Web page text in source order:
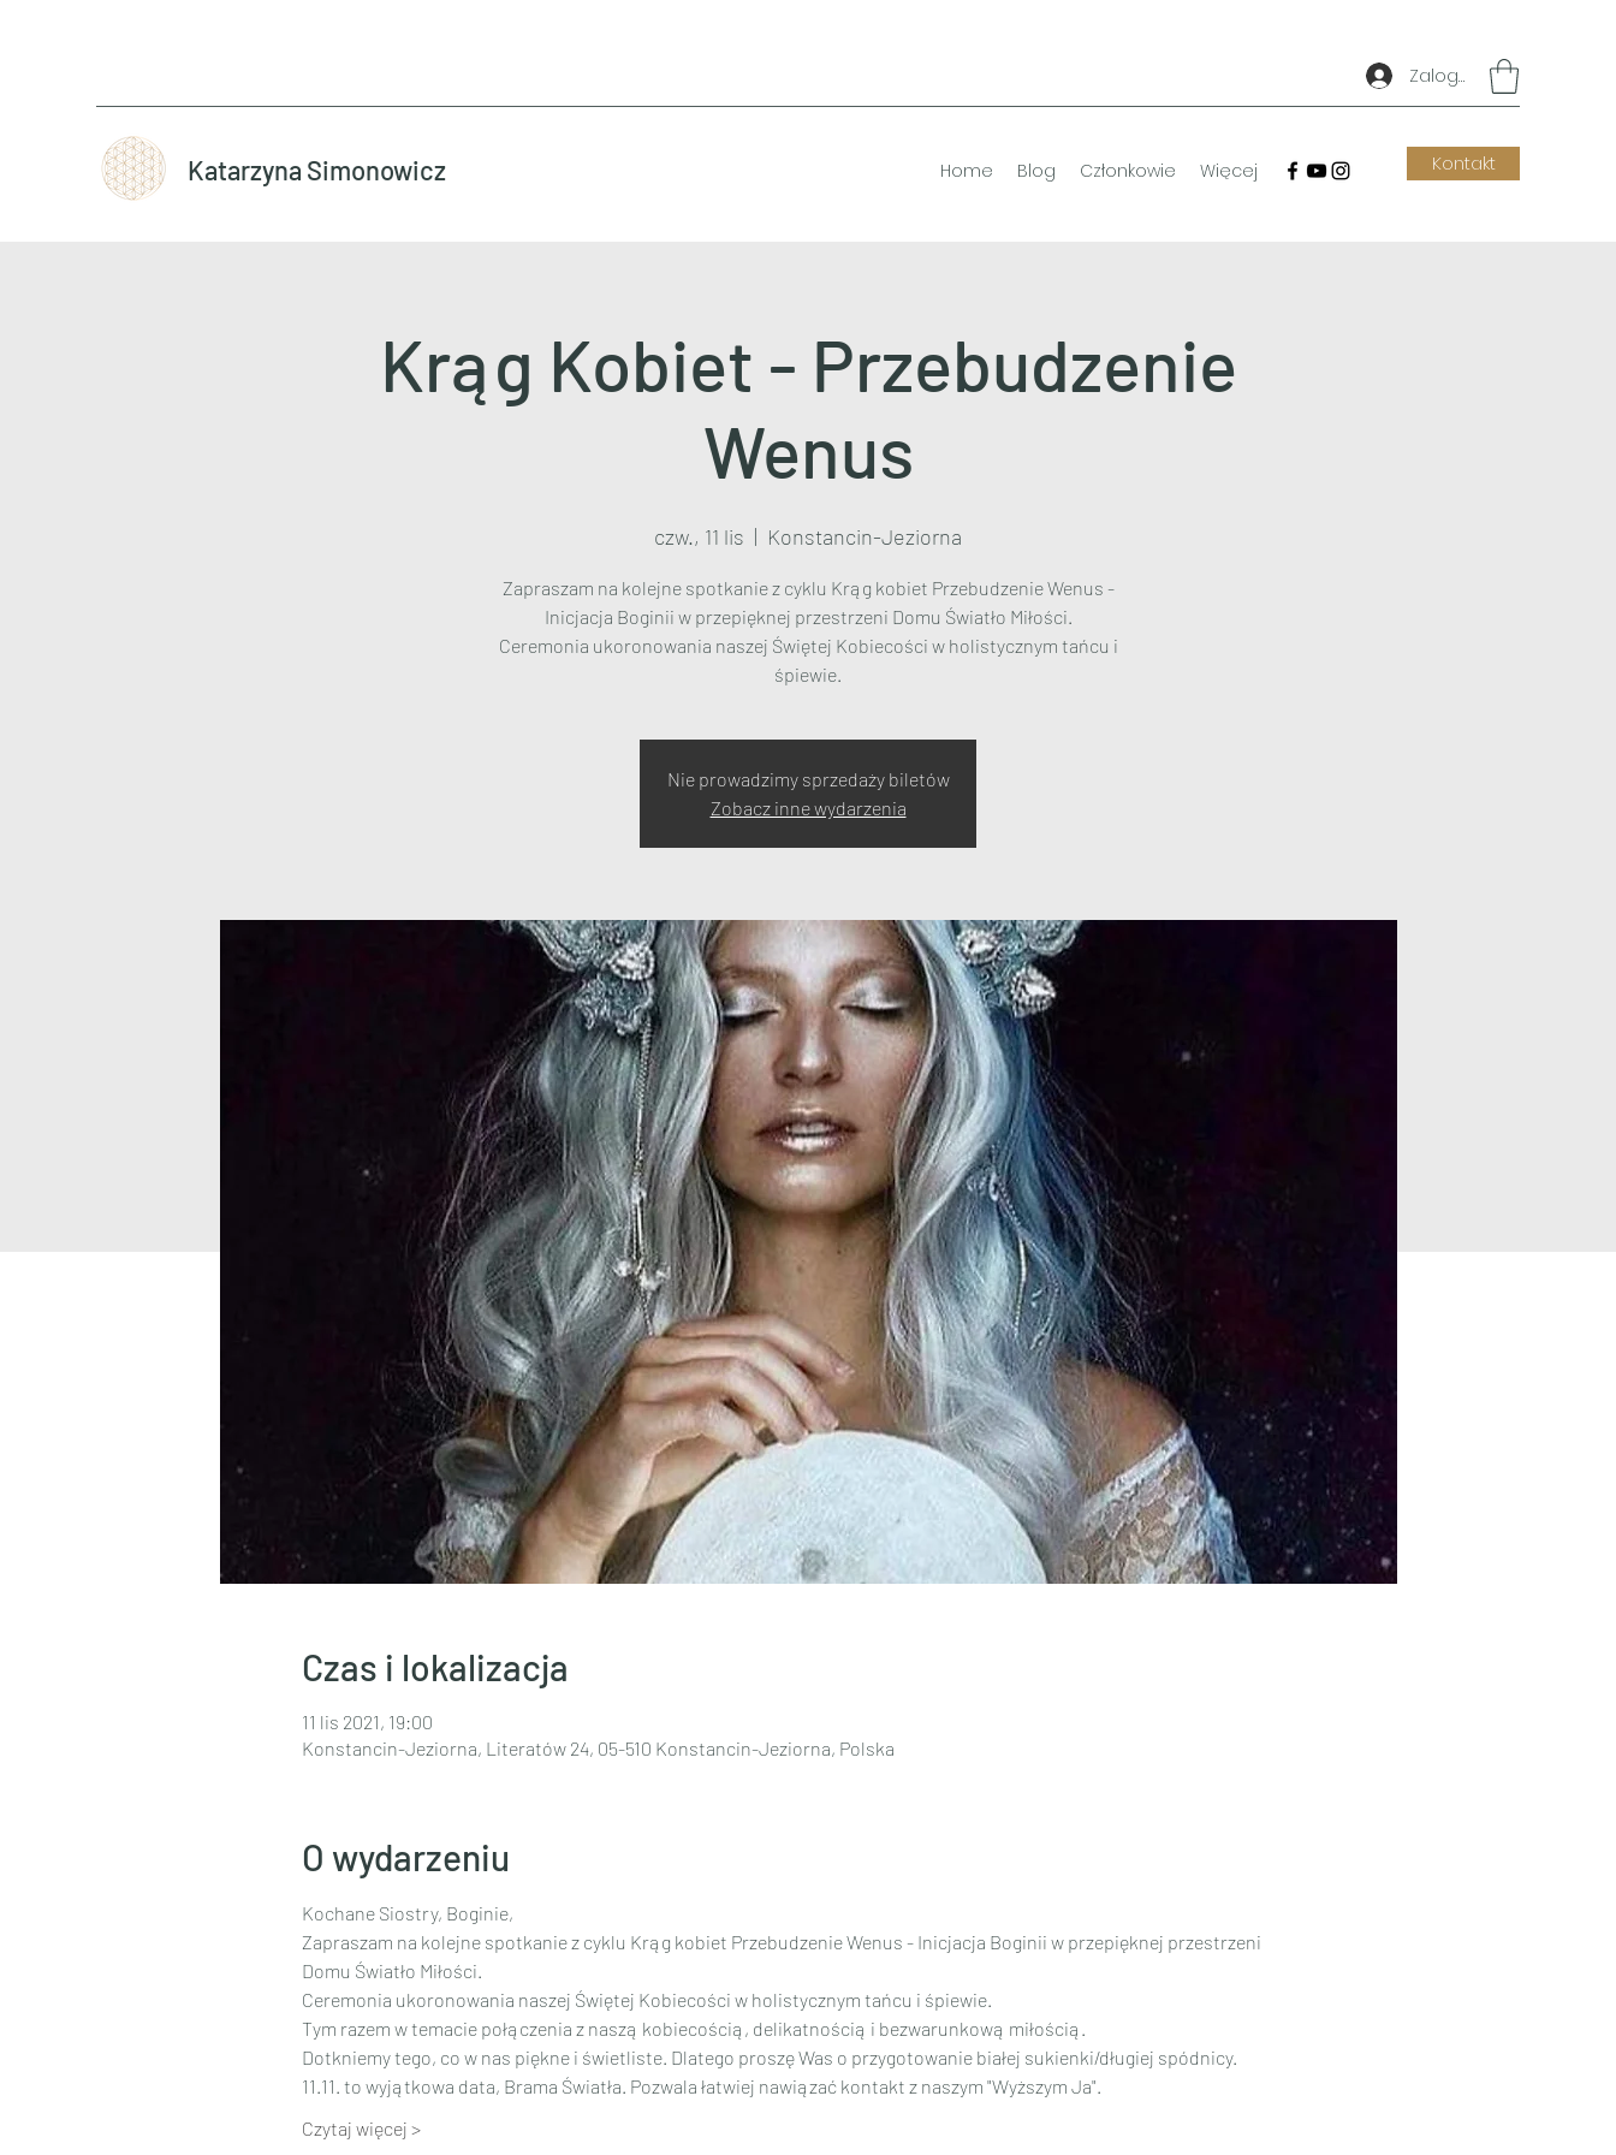
Zaloguj się
Katarzyna Simonowicz Home Blog Członkowie Więcej Kontakt
Krąg Kobiet - Przebudzenie
Wenus
czw., 11 lis
  |
Konstancin-Jeziorna
Zapraszam na kolejne spotkanie z cyklu Krąg kobiet Przebudzenie Wenus -
Inicjacja Boginii w przepięknej przestrzeni Domu Światło Miłości.
Ceremonia ukoronowania naszej Świętej Kobiecości w holistycznym tańcu i
śpiewie.
Nie prowadzimy sprzedaży biletów
Zobacz inne wydarzenia
Czas i lokalizacja
11 lis 2021, 19:00
Konstancin-Jeziorna, Literatów 24, 05-510 Konstancin-Jeziorna, Polska
O wydarzeniu
Kochane Siostry, Boginie,
Zapraszam na kolejne spotkanie z cyklu Krąg kobiet Przebudzenie Wenus - Inicjacja Boginii w przepięknej przestrzeni
Domu Światło Miłości.
Ceremonia ukoronowania naszej Świętej Kobiecości w holistycznym tańcu i śpiewie.
Tym razem w temacie połączenia z naszą kobiecością, delikatnością i bezwarunkową miłością.
Dotkniemy tego, co w nas piękne i świetliste. Dlatego proszę Was o przygotowanie białej sukienki/długiej spódnicy.
11.11. to wyjątkowa data, Brama Światła. Pozwala łatwiej nawiązać kontakt z naszym "Wyższym Ja".
Czytaj więcej >